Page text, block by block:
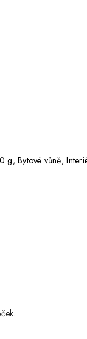
g, Bytové vůně,